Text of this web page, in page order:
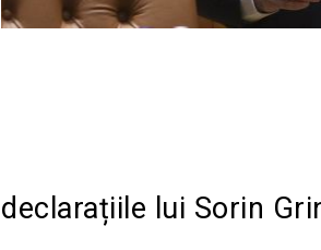
declarațiile lui Sorin